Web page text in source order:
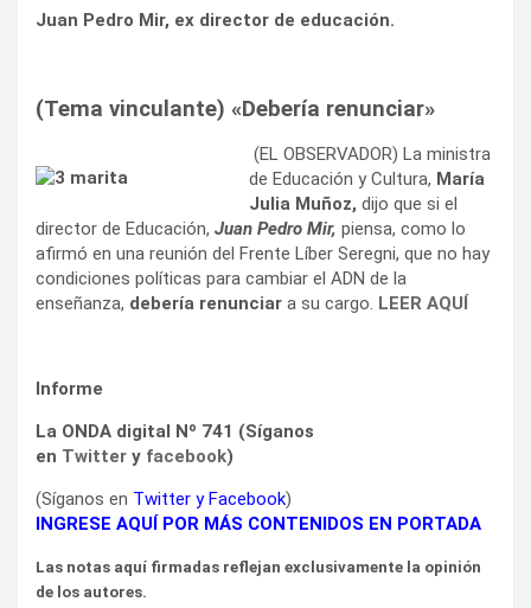
Juan Pedro Mir, ex director de educación.
(Tema vinculante) «Debería renunciar»
(EL OBSERVADOR) La ministra
de Educación y Cultura, María
Julia Muñoz, dijo que si el
director de Educación, Juan Pedro Mir, piensa, como lo
afirmó en una reunión del Frente Líber Seregni, que no hay
condiciones políticas para cambiar el ADN de la
enseñanza, debería renunciar a su cargo. LEER AQUÍ
Informe
La ONDA digital Nº 741 (Síganos
en Twitter y facebook)
(Síganos en Twitter yFacebook)
INGRESE AQUÍ POR MÁS CONTENIDOS EN PORTADA
Las notas aquí firmadas reflejan exclusivamente la opinión
de los autores.